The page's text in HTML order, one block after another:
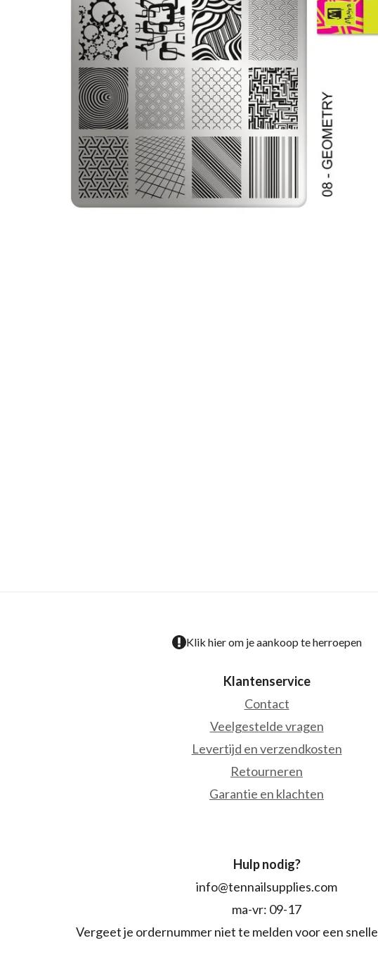
Klik hier om je aankoop te herroepen
Klantenservice
Contact
Veelgestelde vragen
Levertijd en verzendkosten
Retourneren
Garantie en klachten
Hulp nodig?
info@tennailsupplies.com
ma-vr: 09-17
Vergeet je ordernummer niet te melden voor een